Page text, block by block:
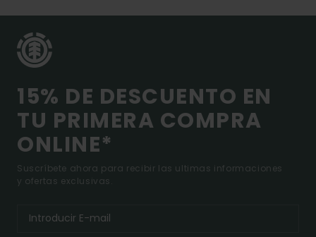
15% DE DESCUENTO EN
TU PRIMERA COMPRA
ONLINE*
Suscríbete ahora para recibir las ultimas informaciones
y ofertas exclusivas.